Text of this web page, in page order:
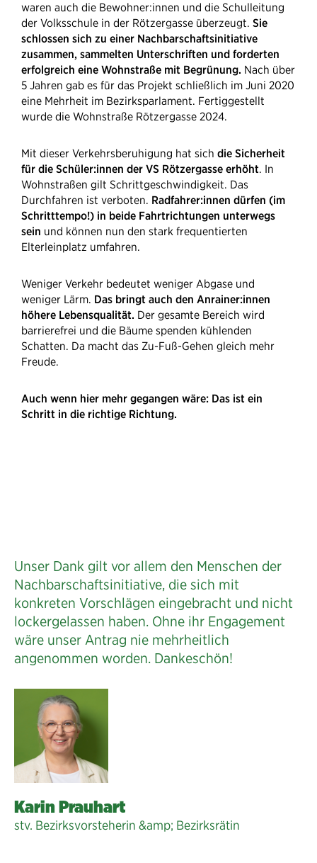
waren auch die Bewohner:innen und die Schulleitung
der Volksschule in der Rötzergasse überzeugt. Sie
schlossen sich zu einer Nachbarschaftsinitiative
zusammen, sammelten Unterschriften und forderten
erfolgreich eine Wohnstraße mit Begrünung. Nach über
5 Jahren gab es für das Projekt schließlich im Juni 2020
eine Mehrheit im Bezirksparlament. Fertiggestellt
wurde die Wohnstraße Rötzergasse 2024.
Mit dieser Verkehrsberuhigung hat sich die Sicherheit
für die Schüler:innen der VS Rötzergasse erhöht. In
Wohnstraßen gilt Schrittgeschwindigkeit. Das
Durchfahren ist verboten. Radfahrer:innen dürfen (im
Schritttempo!) in beide Fahrtrichtungen unterwegs
sein und können nun den stark frequentierten
Elterleinplatz umfahren.
Weniger Verkehr bedeutet weniger Abgase und
weniger Lärm. Das bringt auch den Anrainer:innen
höhere Lebensqualität. Der gesamte Bereich wird
barrierefrei und die Bäume spenden kühlenden
Schatten. Da macht das Zu-Fuß-Gehen gleich mehr
Freude.
Auch wenn hier mehr gegangen wäre: Das ist ein
Schritt in die richtige Richtung.
Unser Dank gilt vor allem den Menschen der
Nachbarschaftsinitiative, die sich mit
konkreten Vorschlägen eingebracht und nicht
lockergelassen haben. Ohne ihr Engagement
wäre unser Antrag nie mehrheitlich
angenommen worden. Dankeschön!
Karin Prauhart
stv. Bezirksvorsteherin &amp; Bezirksrätin